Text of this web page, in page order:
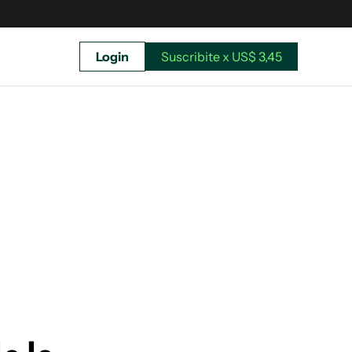
Login Suscribite x US$ 3,45